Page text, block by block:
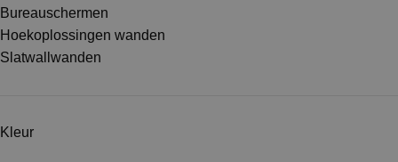
Bureauschermen
Hoekoplossingen wanden
Slatwallwanden
Kleur